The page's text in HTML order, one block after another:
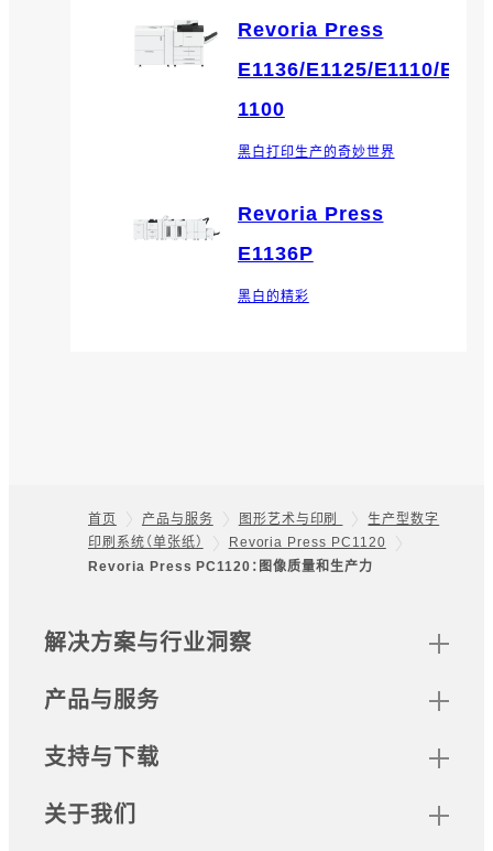
Revoria Press
E1136/E1125/E1110/E
1100
黑白打印生产的奇妙世界
Revoria Press
E1136P
黑白的精彩
Footer
首页 产品与服务 图形艺术与印刷
生产型数字
印刷系统（单张纸）
Revoria Press PC1120
Revoria Press PC1120：图像质量和生产力
网站地图
解决方案与行业洞察
产品与服务
支持与下载
关于我们